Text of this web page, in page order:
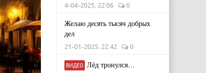
4-04-2025, 22:06 0
Желаю десять тысяч добрых
дел
21-01-2025, 22:42 0
ВИДЕО Лёд тронулся…